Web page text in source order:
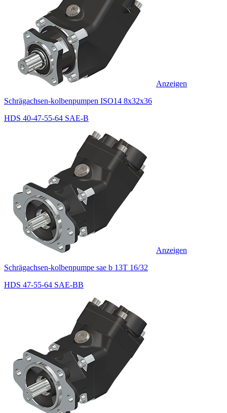
Anzeigen
Schrägachsen-kolbenpumpen ISO14 8x32x36
HDS 40-47-55-64 SAE-B
Anzeigen
Schrägachsen-kolbenpumpe sae b 13T 16/32
HDS 47-55-64 SAE-BB